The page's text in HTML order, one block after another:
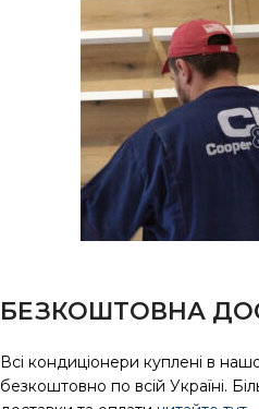
БЕЗКОШТОВНА
Всі кондиціонери куплені в
безкоштовно по всій Україні.